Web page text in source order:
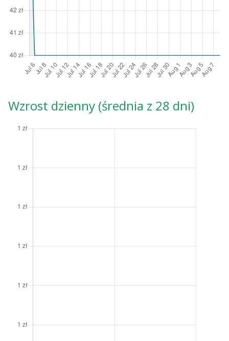
Wzrost dzienny (średnia z 28 dni)